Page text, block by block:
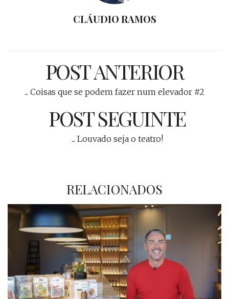
CLÁUDIO RAMOS
POST ANTERIOR
... Coisas que se podem fazer num elevador #2
POST SEGUINTE
... Louvado seja o teatro!
RELACIONADOS